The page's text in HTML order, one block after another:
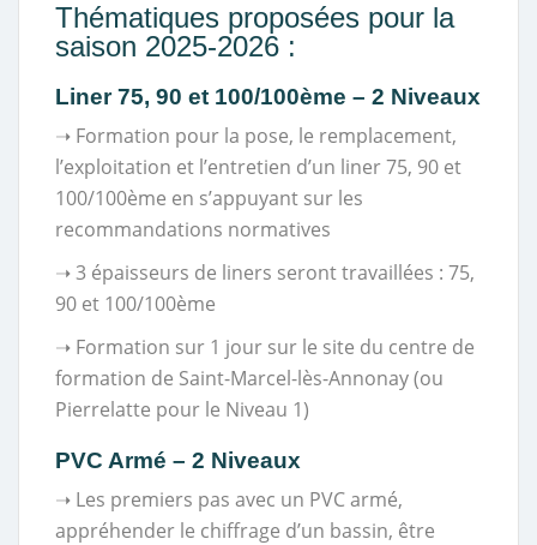
Thématiques proposées pour la
saison 2025-2026 :
Liner 75, 90 et 100/100ème – 2 Niveaux
➝ Formation pour la pose, le remplacement,
l’exploitation et l’entretien d’un liner 75, 90 et
100/100ème en s’appuyant sur les
recommandations normatives
➝ 3 épaisseurs de liners seront travaillées : 75,
90 et 100/100ème
➝ Formation sur 1 jour sur le site du centre de
formation de Saint-Marcel-lès-Annonay (ou
Pierrelatte pour le Niveau 1)
PVC Armé – 2 Niveaux
➝ Les premiers pas avec un PVC armé,
appréhender le chiffrage d’un bassin, être